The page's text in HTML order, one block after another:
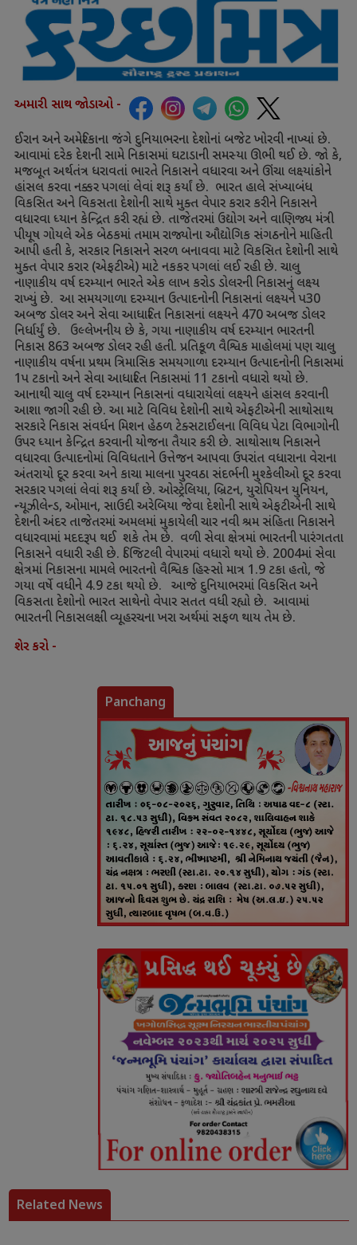
અમારી સાથ જોડાઓ -
ઈરાન અને અમેરિકાના જંગે દુનિયાભરના દેશોનાં બજેટ ખોરવી નાખ્યાં છે.
આવામાં દરેક દેશની સામે નિકાસમાં ઘટાડાની સમસ્યા ઊભી થઈ છે. જો કે,
મજબૂત અર્થતંત્ર ધરાવતાં ભારતે નિકાસને વધારવા અને ઊંચા લક્ષ્યાંકોને
હાંસલ કરવા નક્કર પગલાં લેવાં શરૂ કર્યાં છે. ભારત હાલે સંખ્યાબંધ
વિકસિત અને વિકસતા દેશોની સાથે મુક્ત વેપાર કરાર કરીને નિકાસને
વધારવા ધ્યાન કેન્દ્રિત કરી રહ્યં છે. તાજેતરમાં ઉદ્યોગ અને વાણિજ્ય મંત્રી
પીયૂષ ગોયલે એક બેઠકમાં તમામ રાજ્યોના ઔદ્યોગિક સંગઠનોને માહિતી
આપી હતી કે, સરકાર નિકાસને સરળ બનાવવા માટે વિકસિત દેશોની સાથે
મુક્ત વેપાર કરાર (એફટીએ) માટે નકકર પગલાં લઈ રહી છે. ચાલુ
નાણાકીય વર્ષ દરમ્યાન ભારતે એક લાખ કરોડ ડોલરની નિકાસનું લક્ષ્ય
રાખ્યું છે. આ સમયગાળા દરમ્યાન ઉત્પાદનોની નિકાસનાં લક્ષ્યને પ30
અબજ ડોલર અને સેવા આધારિત નિકાસનાં લક્ષ્યને 470અબજ ડોલર
નિર્ધાર્યું છે. ઉલ્લેખનીય છે કે, ગયા નાણાકીય વર્ષ દરમ્યાન ભારતની
નિકાસ 863 અબજ ડોલર રહી હતી. પ્રતિકૂળ વૈશ્વિક માહોલમાં પણ ચાલુ
નાણાકીય વર્ષના પ્રથમ ત્રિમાસિક સમયગાળા દરમ્યાન ઉત્પાદનોની નિકાસમાં
1પ ટકાનો અને સેવા આધારિત નિકાસમાં 11 ટકાનો વધારો થયો છે.
આનાથી ચાલુ વર્ષ દરમ્યાન નિકાસનાં વધારાયેલાં લક્ષ્યને હાંસલ કરવાની
આશા જાગી રહી છે. આ માટે વિવિધ દેશોની સાથે એફટીએની સાથોસાથ
સરકારે નિકાસ સંવર્ધન મિશન હેઠળ ટેક્સટાઈલના વિવિધ પેટા વિભાગોની
ઉપર ધ્યાન કેન્દ્રિત કરવાની યોજના તૈયાર કરી છે. સાથોસાથ નિકાસને
વધારવા ઉત્પાદનોમાં વિવિધતાને ઉત્તેજન આપવા ઉપરાંત વધારાના વેરાના
અંતરાયો દૂર કરવા અને કાચા માલના પુરવઠા સંદર્ભની મુશ્કેલીઓ દૂર કરવા
સરકાર પગલાં લેવાં શરૂ કર્યાં છે. ઓસ્ટ્રેલિયા, બ્રિટન, યુરોપિયન યુનિયન,
ન્યૂઝીલેન્ડ, ઓમાન, સાઉદી અરેબિયા જેવા દેશોની સાથે એફટીએની સાથે
દેશની અંદર તાજેતરમાં અમલમાં મુકાયેલી ચાર નવી શ્રમ સંહિતા નિકાસને
વધારવામાં મદદરૂપ થઈ શકે તેમ છે. વળી સેવા ક્ષેત્રમાં ભારતની પારંગતતા
નિકાસને વધારી રહી છે. ડિજિટલી વેપારમાં વધારો થયો છે. 2004માં સેવા
ક્ષેત્રમાં નિકાસના મામલે ભારતનો વૈશ્વિક હિસ્સો માત્ર 1.9 ટકા હતો, જે
ગયા વર્ષે વધીને 4.9 ટકા થયો છે. આજે દુનિયાભરમાં વિકસિત અને
વિકસતા દેશોનો ભારત સાથેનો વેપાર સતત વધી રહ્યો છે. આવામાં
ભારતની નિકાસલક્ષી વ્યૂહરચના ખરા અર્થમાં સફળ થાય તેમ છે.
શેર કરો -
Panchang
Related News